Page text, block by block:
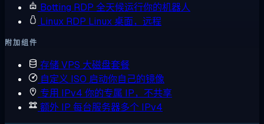
Botting RDP 全天候运行你的机器人
Linux RDP Linux 桌面，远程
附加组件
存储 VPS 大磁盘套餐
自定义 ISO 启动你自己的镜像
专用 IPv4 你的专属 IP，不共享
额外 IP 每台服务器多个 IPv4